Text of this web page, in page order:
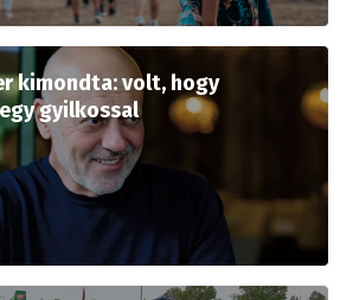
kimondta: volt, hogy
gyilkossal